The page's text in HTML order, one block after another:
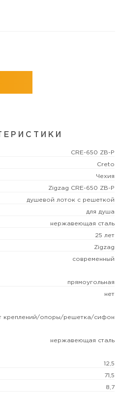
CRE-650 ZB-P
Creto
Чехия
Zigzag CRE-650 ZB-P
душевой лоток с решеткой
для душа
нержавеющая сталь
25 лет
Zigzag
современный
прямоугольная
нет
креплений/опоры/решетка/сифон
нержавеющая сталь
12,5
71,5
8,7